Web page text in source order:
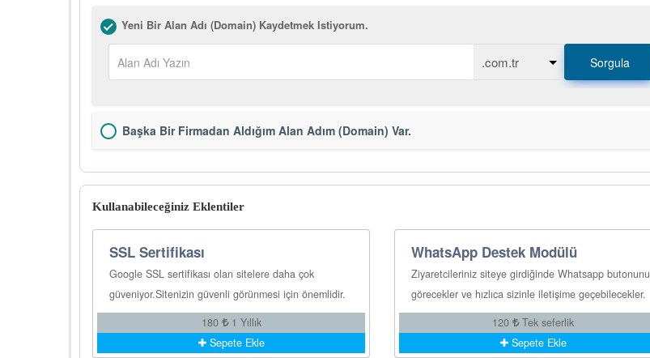
Yeni Bir Alan Adı (Domain) Kaydetmek Istiyorum.
Sorgula
Başka Bir Firmadan Aldığım Alan Adım (Domain) Var.
Kullanabileceğiniz Eklentiler
SSL Sertifikası
Google SSL sertifikası olan sitelere daha çok
güveniyor.Sitenizin güvenli görünmesi için önemlidir.
180
1 Yıllık
Sepete Ekle
WhatsApp Destek Modülü
Ziyaretcileriniz siteye girdiğinde Whatsapp butonunu
görecekler ve hızlıca sizinle iletişime geçebilecekler.
120
Tek seferlik
Sepete Ekle